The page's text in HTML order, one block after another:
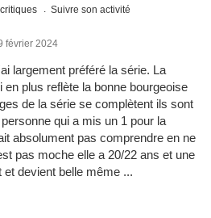
Suivre son activité
février 2024
largement préféré la série. La
plus reflète la bonne bourgeoise
de la série se complètent ils sont
qui a mis un 1 pour la
absolument pas comprendre en ne
pas moche elle a 20/22 ans et une
devient belle même ...